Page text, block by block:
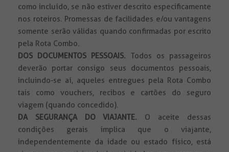
como incluído, se não estiver descrito especificamente
nos roteiros. Promessas de facilidades e/ou vantagens
somente serão válidas quando confirmadas por escrito
pela Rota Combo.
DOS DOCUMENTOS PESSOAIS. Todos os passageiros
deverão portar consigo seus documentos pessoais,
incluindo-se aí, aqueles entregues pela Rota Combo
tais como vouchers, recibos e cartões do seguro
viagem (quando concedido).
DA SEGURANÇA DO VIAJANTE. O aceite dessas
condições gerais implica que o viajante,
independentemente da idade ou estado físico, está